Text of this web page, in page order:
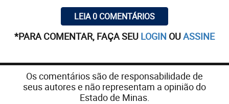
LEIA 0 COMENTÁRIOS
*PARA COMENTAR, FAÇA SEU LOGIN OUASSINE
Os comentários são de responsabilidade de
seus autores e não representam a opinião do
Estado de Minas.